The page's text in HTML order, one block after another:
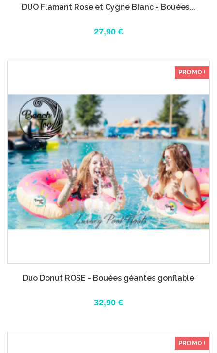
DUO Flamant Rose et Cygne Blanc - Bouées...
27,90 €
PROMO !
Duo Donut ROSE - Bouées géantes gonflable
32,90 €
PROMO !